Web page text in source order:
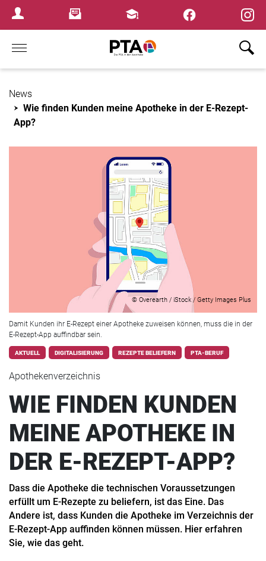
Login MenuNewsletterFortbildungen
Home
News
Wie finden Kunden meine Apotheke in der E-Rezept-
App?
© Overearth / iStock / Getty Images Plus
Damit Kunden ihr E-Rezept einer Apotheke zuweisen können, muss die in der
E-Rezept-App auffindbar sein.
AKTUELL DIGITALISIERUNG REZEPTE BELIEFERN PTA-BERUF
Apothekenverzeichnis
WIE FINDEN KUNDEN
MEINE APOTHEKE IN
DER E-REZEPT-APP?
Dass die Apotheke die technischen Voraussetzungen
erfüllt um E-Rezepte zu beliefern, ist das Eine. Das
Andere ist, dass Kunden die Apotheke im Verzeichnis der
E-Rezept-App auffinden können müssen. Hier erfahren
Sie, wie das geht.
×